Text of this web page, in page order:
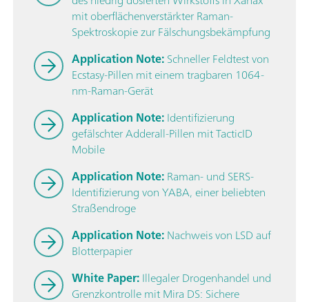
mit oberflächenverstärkter Raman-
Spektroskopie zur Fälschungsbekämpfung
Application Note:Schneller Feldtest von
Ecstasy-Pillen mit einem tragbaren 1064-
nm-Raman-Gerät
Application Note:Identifizierung
gefälschter Adderall-Pillen mit TacticID
Mobile
Application Note:Raman- und SERS-
Identifizierung von YABA, einer beliebten
Straßendroge
Application Note:Nachweis von LSD auf
Blotterpapier
White Paper:Illegaler Drogenhandel und
Grenzkontrolle mit Mira DS: Sichere